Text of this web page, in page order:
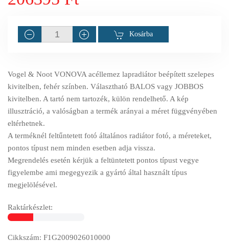
Kosárba
Vogel & Noot VONOVA acéllemez lapradiátor beépített szelepes
kivitelben, fehér színben. Választható BALOS vagy JOBBOS
kivitelben. A tartó nem tartozék, külön rendelhető. A kép
illusztráció, a valóságban a termék arányai a méret függvényében
eltérhetnek.
A terméknél feltűntetett fotó általános radiátor fotó, a méreteket,
pontos típust nem minden esetben adja vissza.
Megrendelés esetén kérjük a feltüntetett pontos típust vegye
figyelembe ami megegyezik a gyártó által használt típus
megjelölésével.
Raktárkészlet:
Cikkszám: F1G2009026010000